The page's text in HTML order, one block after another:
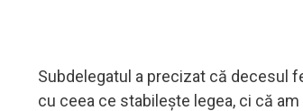
Subdelegatul a precizat că decesul
cu ceea ce stabilește legea, ci că